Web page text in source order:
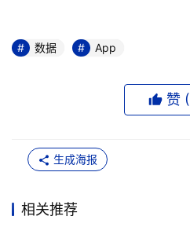
在经历了论坛买币被“放鸽子”
全交易的网站。但是，彼时的
主流币交易为主的交易平台，
那新开交易平台能在哪些地方做
“用户思维”，是木木最初的坚
数据 App
赞 (
生成海报
相关推荐